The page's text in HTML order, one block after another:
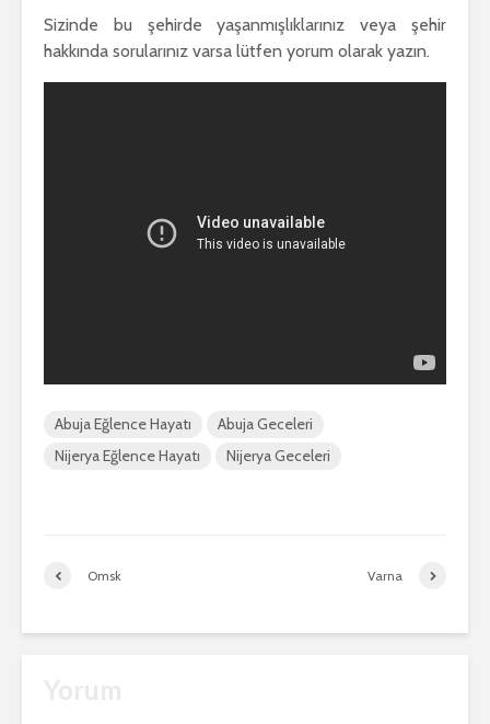
Sizinde bu şehirde yaşanmışlıklarınız veya şehir
hakkında sorularınız varsa lütfen yorum olarak yazın.
Abuja Eğlence Hayatı
Abuja Geceleri
Nijerya Eğlence Hayatı
Nijerya Geceleri
Omsk Varna